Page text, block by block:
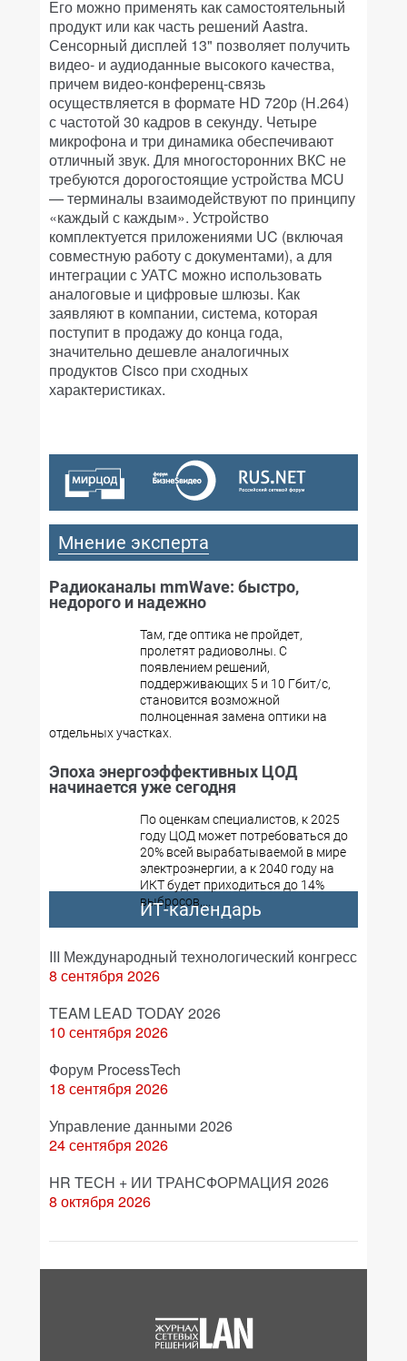
Его можно применять как самостоятельный
продукт или как часть решений Aastra.
Сенсорный дисплей 13" позволяет получить
видео- и аудиоданные высокого качества,
причем видео-конференц-связь
осуществляется в формате HD 720p (H.264)
с частотой 30 кадров в секунду. Четыре
микрофона и три динамика обеспечивают
отличный звук. Для многосторонних ВКС не
требуются дорогостоящие устройства MCU
— терминалы взаимодействуют по принципу
«каждый с каждым». Устройство
комплектуется приложениями UC (включая
совместную работу с документами), а для
интеграции с УАТС можно использовать
аналоговые и цифровые шлюзы. Как
заявляют в компании, система, которая
поступит в продажу до конца года,
значительно дешевле аналогичных
продуктов Cisco при сходных
характеристиках.
Мнение эксперта
Радиоканалы mmWave: быстро,
недорого и надежно
Там, где оптика не пройдет,
пролетят радиоволны. С
появлением решений,
поддерживающих 5 и 10 Гбит/с,
становится возможной
полноценная замена оптики на
отдельных участках.
Эпоха энергоэффективных ЦОД
начинается уже сегодня
По оценкам специалистов, к 2025
году ЦОД может потребоваться до
20% всей вырабатываемой в мире
электроэнергии, а к 2040 году на
ИКТ будет приходиться до 14%
выбросов,...
ИТ-календарь
III Международный технологический конгресс
8 сентября 2026
TEAM LEAD TODAY 2026
10 сентября 2026
Форум ProcessTech
18 сентября 2026
Управление данными 2026
24 сентября 2026
HR TECH + ИИ ТРАНСФОРМАЦИЯ 2026
8 октября 2026